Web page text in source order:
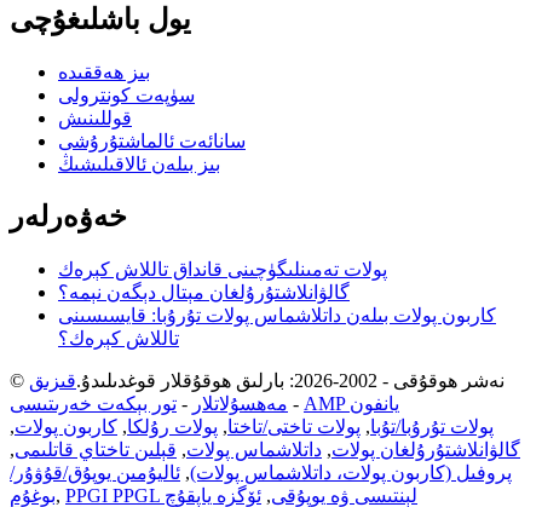
يول باشلىغۇچى
بىز ھەققىدە
سۈپەت كونترولى
قوللىنىش
سانائەت ئالماشتۇرۇشى
بىز بىلەن ئالاقىلىشىڭ
خەۋەرلەر
پولات تەمىنلىگۈچىنى قانداق تاللاش كېرەك
گالۋانلاشتۇرۇلغان مېتال دېگەن نېمە؟
كاربون پولات بىلەن داتلاشماس پولات تۇرۇبا: قايسىسىنى
تاللاش كېرەك؟
© نەشر ھوقۇقى - 2002-2026: بارلىق ھوقۇقلار قوغدىلىدۇ.
قىزىق
مەھسۇلاتلار - تور بېكەت خەرىتىسى -
AMP يانفون
پولات تۇرۇبا/تۇبا, پولات تاختى/تاختا, پولات رۇلكا, كاربون پولات,
گالۋانلاشتۇرۇلغان پولات, داتلاشماس پولات, قېلىن تاختاي قاتلىمى,
پروفىل (كاربون پولات، داتلاشماس پولات), ئاليۇمىن يوپۇق/قۇۋۇر/
بوغۇم, PPGI PPGL لېنتىسى ۋە يوپۇقى, ئۆگزە ياپقۇچ